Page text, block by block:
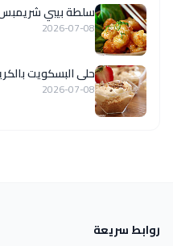
سلطة بيبي
2026-07-08
حلى البسكويت
2026-07-08
روابط سريعة